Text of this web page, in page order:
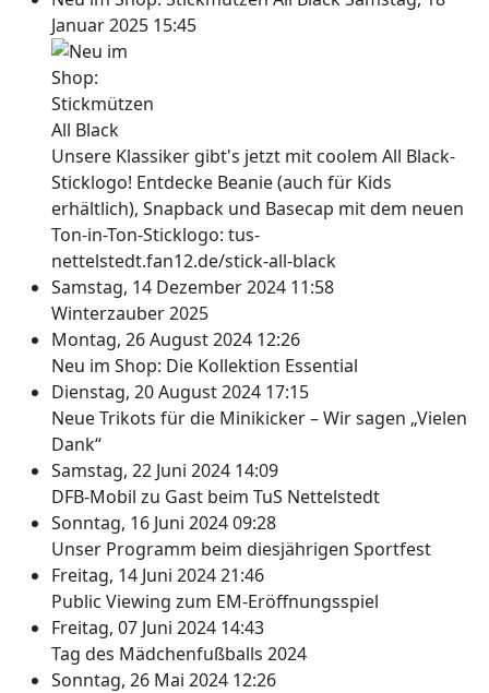
Januar 2025 15:45
Unsere Klassiker gibt's jetzt mit coolem All Black-
Sticklogo! Entdecke Beanie (auch für Kids
erhältlich), Snapback und Basecap mit dem neuen
Ton-in-Ton-Sticklogo: tus-
nettelstedt.fan12.de/stick-all-black
Samstag, 14 Dezember 2024 11:58
Winterzauber 2025
Montag, 26 August 2024 12:26
Neu im Shop: Die Kollektion Essential
Dienstag, 20 August 2024 17:15
Neue Trikots für die Minikicker – Wir sagen „Vielen
Dank“
Samstag, 22 Juni 2024 14:09
DFB-Mobil zu Gast beim TuS Nettelstedt
Sonntag, 16 Juni 2024 09:28
Unser Programm beim diesjährigen Sportfest
Freitag, 14 Juni 2024 21:46
Public Viewing zum EM-Eröffnungsspiel
Freitag, 07 Juni 2024 14:43
Tag des Mädchenfußballs 2024
Sonntag, 26 Mai 2024 12:26